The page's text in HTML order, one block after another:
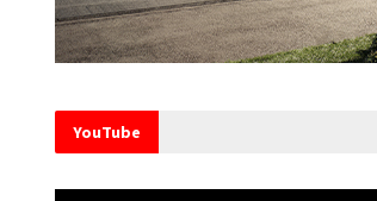
YouTube